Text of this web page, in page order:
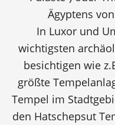
Ägyptens
In Luxor und
wichtigsten
besichtigen wie
größte
Tempel im
den Hatschepsut